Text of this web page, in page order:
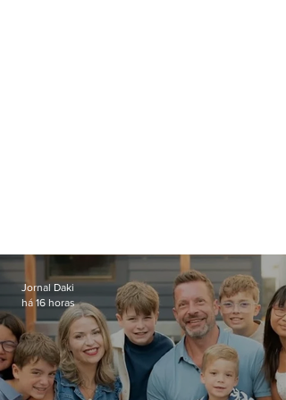
Jornal Daki
há 16 horas